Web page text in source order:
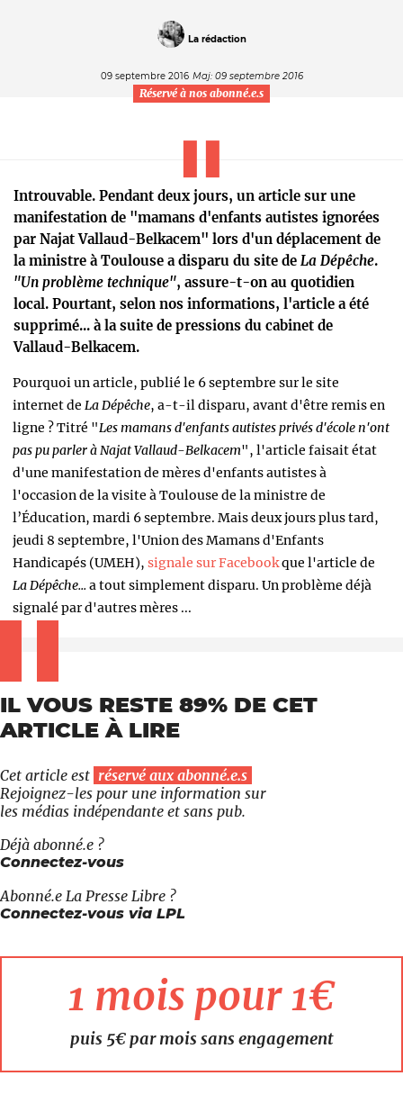
La rédaction
09 septembre 2016 Maj: 09 septembre 2016
Réservé à nos abonné.e.s
Introuvable. Pendant deux jours, un article sur une
manifestation de "mamans d'enfants autistes ignorées
par Najat Vallaud-Belkacem" lors d'un déplacement de
la ministre à Toulouse a disparu du site de La Dépêche.
"Un problème technique", assure-t-on au quotidien
local. Pourtant, selon nos informations, l'article a été
supprimé... à la suite de pressions du cabinet de
Vallaud-Belkacem.
Pourquoi un article, publié le 6 septembre sur le site
internet de La Dépêche, a-t-il disparu, avant d'être remis en
ligne ? Titré "Les mamans d'enfants autistes privés d'école n'ont
pas pu parler à Najat Vallaud-Belkacem", l'article faisait état
d'une manifestation de mères d'enfants autistes à
l'occasion de la visite à Toulouse de la ministre de
l’Éducation, mardi 6 septembre. Mais deux jours plus tard,
jeudi 8 septembre, l'Union des Mamans d'Enfants
Handicapés (UMEH), signale sur Facebookque l'article de
La Dépêche... a tout simplement disparu. Un problème déjà
signalé par d'autres mères ...
IL VOUS RESTE 89% DE CET
ARTICLE À LIRE
Cet article est réservé aux abonné.e.s
Rejoignez-les pour une information sur
les médias indépendante et sans pub.
Déjà abonné.e ?
Connectez-vous
Abonné.e La Presse Libre ?
Connectez-vous via LPL
1 mois pour 1€
puis 5€ par mois sans engagement